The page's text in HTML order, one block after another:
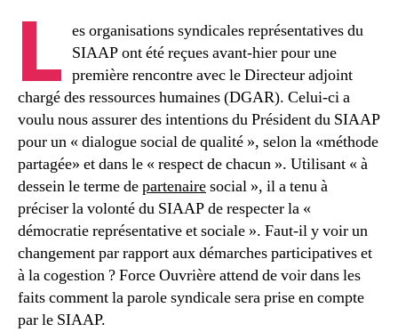
L es organisations syndicales représentatives du
SIAAP ont été reçues avant-hier pour une
première rencontre avec le Directeur adjoint
chargé des ressources humaines (DGAR). Celui-ci a
voulu nous assurer des intentions du Président du SIAAP
pour un « dialogue social de qualité », selon la «méthode
partagée» et dans le « respect de chacun ». Utilisant « à
dessein le terme departenairesocial », il a tenu à
préciser la volonté du SIAAP de respecter la «
démocratie représentative et sociale ». Faut-il y voir un
changement par rapport aux démarches participatives et
à la cogestion ? Force Ouvrière attend de voir dans les
faits comment la parole syndicale sera prise en compte
par le SIAAP.